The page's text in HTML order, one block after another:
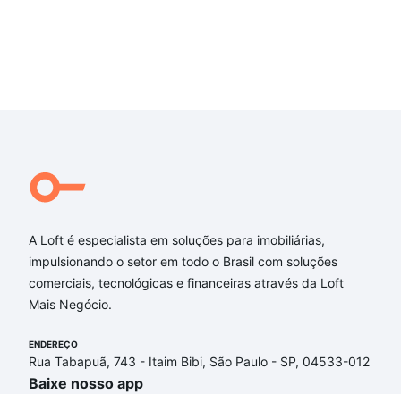
A Loft é especialista em soluções para imobiliárias,
impulsionando o setor em todo o Brasil com soluções
comerciais, tecnológicas e financeiras através da Loft
Mais Negócio.
ENDEREÇO
Rua Tabapuã, 743 - Itaim Bibi, São Paulo - SP, 04533-012
Baixe nosso app